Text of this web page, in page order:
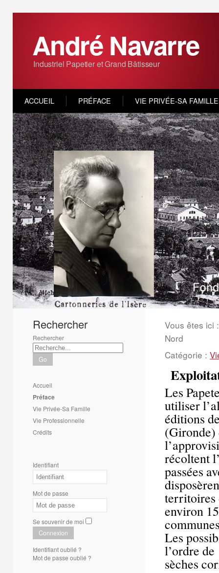
André Navarre
Industriel Papetier et Grand Bâtisseur
ACCUEIL PRÉFACE VIE PRIVÉE-SA FAMILLE
3 4 5 6
Rechercher
Rechercher
Go
Accueil
Préface
Vie Privée-Sa Famille
Vie Professionnelle
Crédits
Identifiant
Mot de passe
Se souvenir de moi
Connexion
Identifiant oublié ?
Mot de passe oublié ?
Vous êtes ici :
Nord
Catégorie :
Les
utiliser
éditions
(Gironde)
récoltent
passées
territoires
environ
Les
l’ordre
sèches